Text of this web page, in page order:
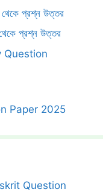
থেকে প্রশ্ন উত্তর
থেকে প্রশ্ন উত্তর
Question
Paper 2025
Question